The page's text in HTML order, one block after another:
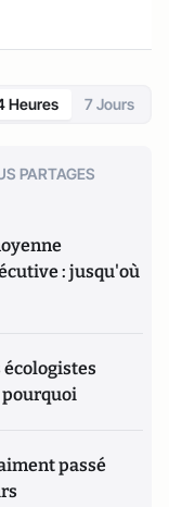
Heures 7 Jours
PARTAGES
: jusqu'où
écologistes
pourquoi
passé